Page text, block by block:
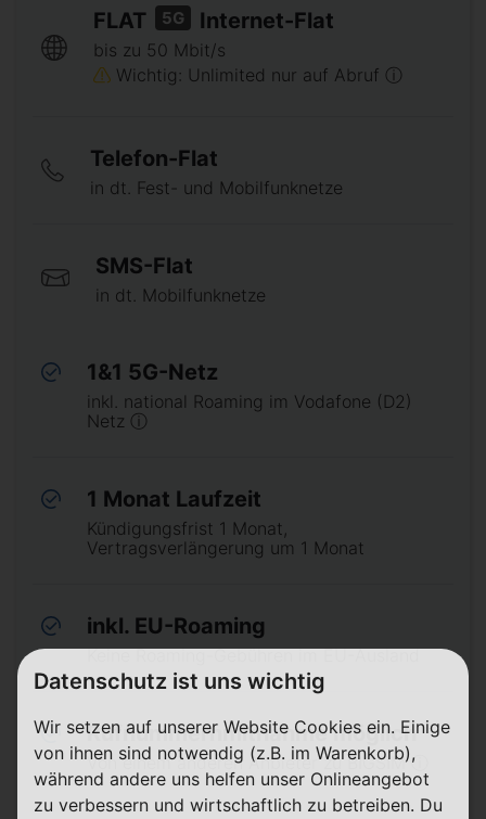
FLAT 5G Internet-Flat
bis zu 50 Mbit/s
Wichtig: Unlimited nur auf Abruf ⓘ
Telefon-Flat
in dt. Fest- und Mobilfunknetze
SMS-Flat
in dt. Mobilfunknetze
1&1 5G-Netz
inkl. national Roaming im Vodafone (D2)
Netz ⓘ
1 Monat Laufzeit
Kündigungsfrist 1 Monat,
Vertragsverlängerung um 1 Monat
inkl. EU-Roaming
Keine Roaming-Gebühren im EU-Ausland
Rufnummernmitnahme möglich
Von einem anderen Anbieter zu BIGSIM ⓘ
Datenschutz ist uns wichtig
Wir setzen auf unserer Website Cookies ein. Einige
von ihnen sind notwendig (z.B. im Warenkorb),
während andere uns helfen unser Onlineangebot
zu verbessern und wirtschaftlich zu betreiben. Du